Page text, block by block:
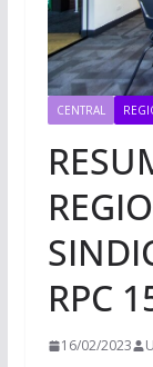
CENTRAL
RPC
16/02/2023